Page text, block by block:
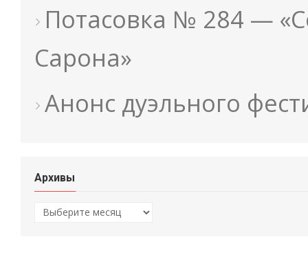
Потасовка № 284 —
Сарона»
Анонс дуэльного
Архивы
Архивы